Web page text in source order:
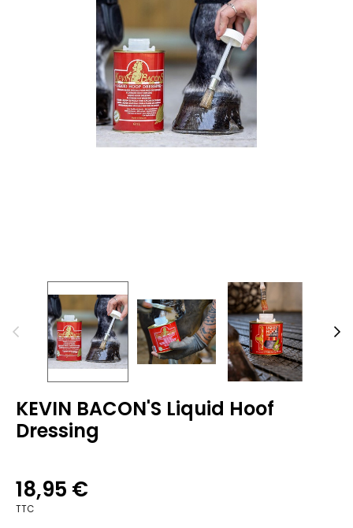
KEVIN BACON'S Liquid Hoof
Dressing
18,95 €
TTC